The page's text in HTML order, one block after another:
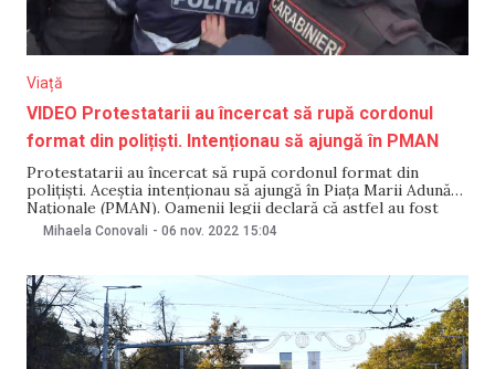
Viață
VIDEO Protestatarii au încercat să rupă cordonul
format din polițiști. Intenționau să ajungă în PMAN
Protestatarii au încercat să rupă cordonul format din
polițiști. Aceștia intenționau să ajungă în Piața Marii Adunări
Naționale (PMAN). Oamenii legii declară că astfel au fost
încălcate prevederile Deciziei APL. „Solicităm
General al Poliției Viorel Cernăuțeanu spune că
Mihaela Conovali - 06 nov. 2022 15:04